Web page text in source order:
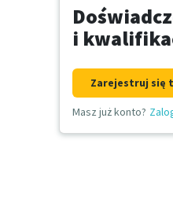
i
Zarejestruj się
Masz już konto?